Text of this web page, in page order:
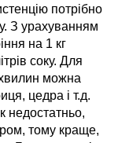
потрібно
З урахуванням
на 1 кг
соку. Для
можна
цедра і т.д.
недостатньо,
тому краще,